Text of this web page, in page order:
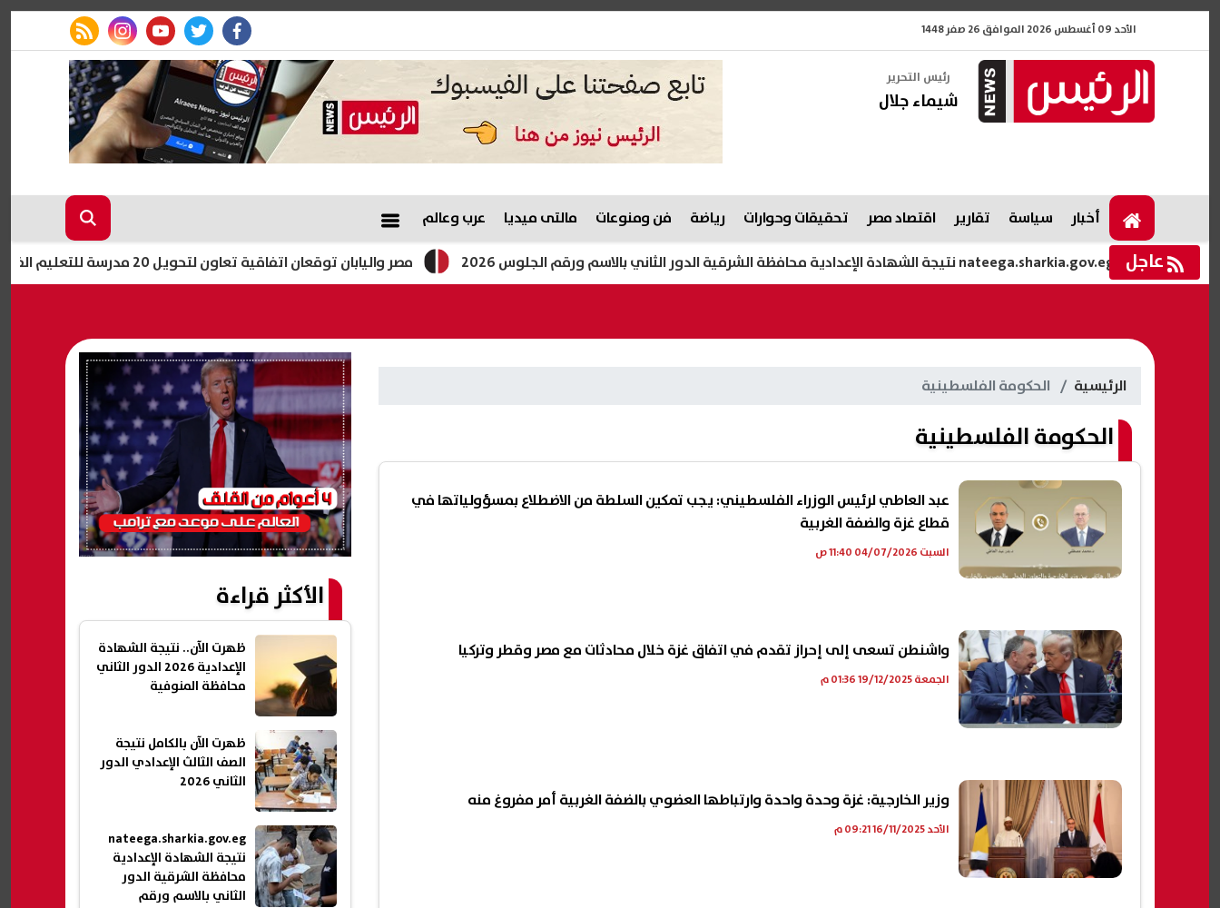
الأحد 09 أغسطس 2026 الموافق 26 صفر 1448
facebook
twitter
youtube
instagram
rss feed
رئيس التحرير
شيماء جلال
أخبار سياسة تقارير اقتصاد مصر تحقيقات وحوارات رياضة فن ومنوعات مالتى ميديا عرب وعالم
عاجل مصر واليابان توقعان اتفاقية تعاون لتحويل 20 مدرسة للتعليم الفني إلى «دولية» nateega.sharkia.gov.eg نتيجة الشهادة الإعدادية محافظة الشرقية الدور الثاني بالاسم ورقم الجلوس 2026
الرئيسية الحكومة الفلسطينية
الحكومة الفلسطينية
عبد العاطي لرئيس الوزراء الفلسطيني: يجب تمكين السلطة من الاضطلاع بمسؤولياتها في
قطاع غزة والضفة الغربية
السبت 04/07/2026 11:40 ص
واشنطن تسعى إلى إحراز تقدم في اتفاق غزة خلال محادثات مع مصر وقطر وتركيا
الجمعة 19/12/2025 01:36 م
وزير الخارجية: غزة وحدة واحدة وارتباطها العضوي بالضفة الغربية أمر مفروغ منه
الأحد 16/11/2025 09:21 م
الأكثر قراءة
ظهرت الآن.. نتيجة الشهادة
الإعدادية 2026 الدور الثاني
محافظة المنوفية
ظهرت الآن بالكامل نتيجة
الصف الثالث الإعدادي الدور
الثاني 2026
nateega.sharkia.gov.eg
نتيجة الشهادة الإعدادية
محافظة الشرقية الدور
الثاني بالاسم ورقم